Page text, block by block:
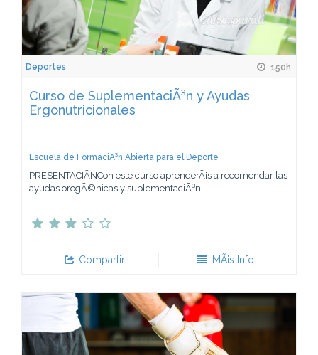
Deportes 150h
Curso de SuplementaciÃ³n y Ayudas
Ergonutricionales
Escuela de FormaciÃ³n Abierta para el Deporte
PRESENTACIÃNCon este curso aprenderÃ¡s a recomendar las
ayudas orogÃ©nicas y suplementaciÃ³n...
Compartir MÃ¡s Info